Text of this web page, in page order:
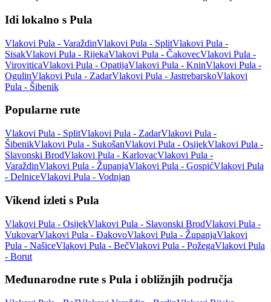
Idi lokalno s Pula
Vlakovi Pula - VaraždinVlakovi Pula - SplitVlakovi Pula -
SisakVlakovi Pula - RijekaVlakovi Pula - ČakovecVlakovi Pula -
ViroviticaVlakovi Pula - OpatijaVlakovi Pula - KninVlakovi Pula -
OgulinVlakovi Pula - ZadarVlakovi Pula - JastrebarskoVlakovi
Pula - Šibenik
Popularne rute
Vlakovi Pula - SplitVlakovi Pula - ZadarVlakovi Pula -
ŠibenikVlakovi Pula - SukošanVlakovi Pula - OsijekVlakovi Pula -
Slavonski BrodVlakovi Pula - KarlovacVlakovi Pula -
VaraždinVlakovi Pula - ŽupanjaVlakovi Pula - GospićVlakovi Pula
- DelniceVlakovi Pula - Vodnjan
Vikend izleti s Pula
Vlakovi Pula - OsijekVlakovi Pula - Slavonski BrodVlakovi Pula -
VukovarVlakovi Pula - ĐakovoVlakovi Pula - ŽupanjaVlakovi
Pula - NašiceVlakovi Pula - BečVlakovi Pula - PožegaVlakovi Pula
- Borut
Međunarodne rute s Pula i obližnjih područja